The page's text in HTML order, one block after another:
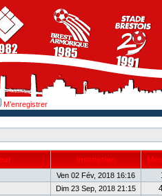
M’enregistrer
Inscription
Ven 02 Fév, 2018 16:16
Dim 23 Sep, 2018 21:15